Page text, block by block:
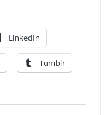
LinkedIn
Tumblr